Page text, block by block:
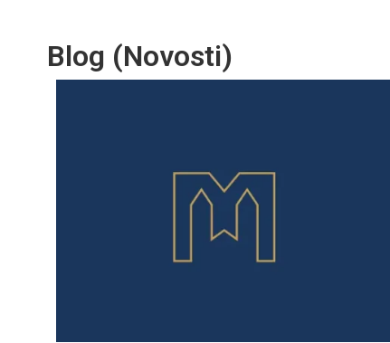
Blog (Novosti)